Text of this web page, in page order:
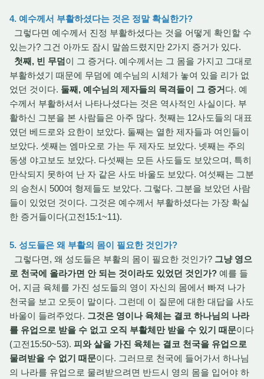
4. 예수께서 부활하셨다는 것은 정말 확실한가?
그렇다면 예수께서 진정 부활하셨다는 것을 어떻게 확인할 수
있는가? 그건 아까도 잠시 말씀드렸지만 2가지 증거가 있다.
첫째, 빈 무덤이 그 증거다. 예수께서는 그 몸을 가지고 그대로
부활하셨기 때문에 무덤에 예수님의 시체가 놓여 있을 리가 없
었던 것이다. 둘째, 예수님의 제자들의 목격들이 그 증거다. 예
수께서 부활하셔서 나타나셨다는 것은 역사적인 사실이다. 부
활하신 그분을 본 사람들은 아주 많다. 첫째는 12사도들의 대표
였던 베드로와 요한이 보았다. 둘째는 열한 제자들과 여인들이
보았다. 셋째는 엠마오로 가는 두 제자도 보았다. 넷째는 주의
동생 야고보도 보았다. 다섯째는 모든 사도들도 보았으며, 특히
만삭되지 못하여 난 자 같은 사도 바울도 보았다. 여섯째는 그분
의 승천시 500여 형제들도 보았다. 그렇다. 그분을 보았던 사람
들이 있었던 것이다. 그것은 예수께서 부활하셨다는 가장 확실
한 증거들이다(고전15:1~11).
5. 성도들은 왜 부활의 몸이 필요한 것인가?
그렇다면, 왜 성도들은 부활의 몸이 필요한 것인가? 그냥 영으
로 천국에 올라가면 안 되는 것이라도 있었던 것인가? 예를 들
어, 지금 육체를 가진 성도들의 영이 자신의 몸에서 빠져 나가
천국을 보고 오듯이 말이다. 그런데 이 질문에 대한 대답을 사도
바울이 들려주었다. 그것은 영이나 육체는 결코 하나님의 나라
를 유업으로 받을 수 없고 오직 부활체만 받을 수 있기 때문이다
(고전15:50~53). 피와 살을 가진 육체는 결코 천국을 유업으로
물려받을 수 없기 때문이다. 그러므로 천국에 들어가서 하나님
의 나라를 유업으로 물려받으려면 반드시 영의 몸을 입어야 하